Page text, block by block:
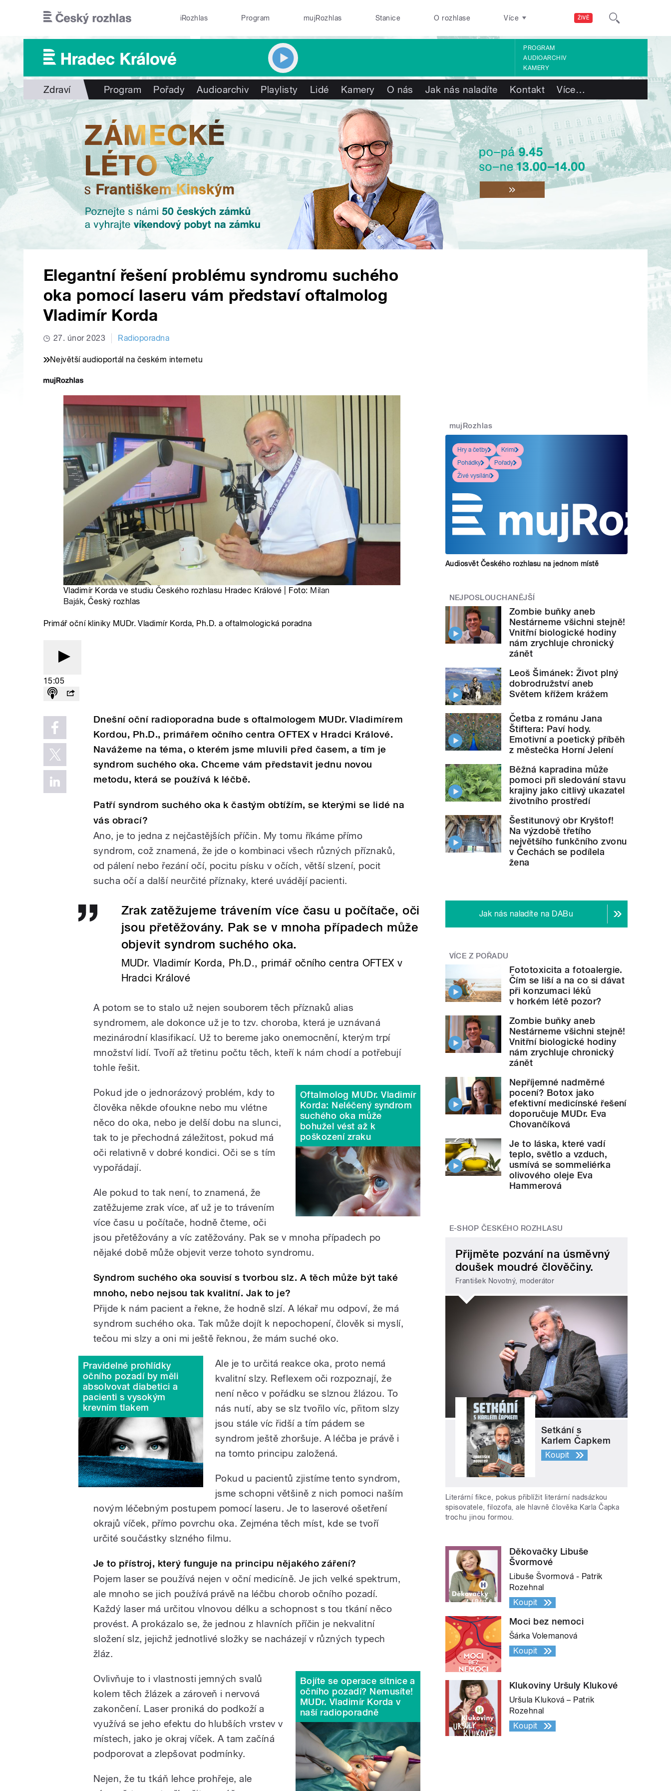
ŽIVĚ
iRozhlas Program mujRozhlas Stanice O rozhlase Více
PROGRAM
AUDIOARCHIV
KAMERY
Zdraví Program Pořady Audioarchiv Playlisty Lidé Kamery O nás Jak nás naladíte Kontakt Více…
Elegantní řešení problému syndromu suchého
oka pomocí laseru vám představí oftalmolog
Vladimír Korda
27. únor 2023 Radioporadna
Největší audioportál na českém internetu
Vladimír Korda ve studiu Českého rozhlasu Hradec Králové | Foto: Milan
Baják, Český rozhlas
Primář oční kliniky MUDr. Vladimír Korda, Ph.D. a oftalmologická poradna
15:05
Dnešní oční radioporadna bude s oftalmologem MUDr. Vladimírem
Kordou, Ph.D., primářem očního centra OFTEX v Hradci Králové.
Navážeme na téma, o kterém jsme mluvili před časem, a tím je
syndrom suchého oka. Chceme vám představit jednu novou
metodu, která se používá k léčbě.
Patří syndrom suchého oka k častým obtížím, se kterými se lidé na
vás obrací?
Ano, je to jedna z nejčastějších příčin. My tomu říkáme přímo
syndrom, což znamená, že jde o kombinaci všech různých příznaků,
od pálení nebo řezání očí, pocitu písku v očích, větší slzení, pocit
sucha očí a další neurčité příznaky, které uvádějí pacienti.
Zrak zatěžujeme trávením více času u počítače, oči
jsou přetěžovány. Pak se v mnoha případech může
objevit syndrom suchého oka.
MUDr. Vladimír Korda, Ph.D., primář očního centra OFTEX v
Hradci Králové
A potom se to stalo už nejen souborem těch příznaků alias
syndromem, ale dokonce už je to tzv. choroba, která je uznávaná
mezinárodní klasifikací. Už to bereme jako onemocnění, kterým trpí
množství lidí. Tvoří až třetinu počtu těch, kteří k nám chodí a potřebují
tohle řešit.
Oftalmolog MUDr. Vladimír
Korda: Neléčený syndrom
suchého oka může
bohužel vést až k
poškození zraku
Pokud jde o jednorázový problém, kdy to
člověka někde ofoukne nebo mu vlétne
něco do oka, nebo je delší dobu na slunci,
tak to je přechodná záležitost, pokud má
oči relativně v dobré kondici. Oči se s tím
vypořádají.
Ale pokud to tak není, to znamená, že
zatěžujeme zrak více, ať už je to trávením
více času u počítače, hodně čteme, oči
jsou přetěžovány a víc zatěžovány. Pak se v mnoha případech po
nějaké době může objevit verze tohoto syndromu.
Syndrom suchého oka souvisí s tvorbou slz. A těch může být také
mnoho, nebo nejsou tak kvalitní. Jak to je?
Přijde k nám pacient a řekne, že hodně slzí. A lékař mu odpoví, že má
syndrom suchého oka. Tak může dojít k nepochopení, člověk si myslí,
tečou mi slzy a oni mi ještě řeknou, že mám suché oko.
Pravidelné prohlídky
očního pozadí by měli
absolvovat diabetici a
pacienti s vysokým
krevním tlakem
Ale je to určitá reakce oka, proto nemá
kvalitní slzy. Reflexem oči rozpoznají, že
není něco v pořádku se slznou žlázou. To
nás nutí, aby se slz tvořilo víc, přitom slzy
jsou stále víc řidší a tím pádem se
syndrom ještě zhoršuje. A léčba je právě i
na tomto principu založená.
Pokud u pacientů zjistíme tento syndrom,
jsme schopni většině z nich pomoci naším
novým léčebným postupem pomocí laseru. Je to laserové ošetření
okrajů víček, přímo povrchu oka. Zejména těch míst, kde se tvoří
určité součástky slzného filmu.
Je to přístroj, který funguje na principu nějakého záření?
Pojem laser se používá nejen v oční medicíně. Je jich velké spektrum,
ale mnoho se jich používá právě na léčbu chorob očního pozadí.
Každý laser má určitou vlnovou délku a schopnost s tou tkání něco
provést. A prokázalo se, že jednou z hlavních příčin je nekvalitní
složení slz, jejichž jednotlivé složky se nacházejí v různých typech
žláz.
Bojíte se operace sítnice a
očního pozadí? Nemusíte!
MUDr. Vladimír Korda v
naší radioporadně
Ovlivňuje to i vlastnosti jemných svalů
kolem těch žlázek a zároveň i nervová
zakončení. Laser proniká do podkoží a
využívá se jeho efektu do hlubších vrstev v
místech, jako je okraj víček. A tam začíná
podporovat a zlepšovat podmínky.
Nejen, že tu tkáň lehce prohřeje, ale
mujRozhlas
Hry a četby
Krimi
Pohádky
Pořady
Živé vysílání
Audiosvět Českého rozhlasu na jednom místě
NEJPOSLOUCHANĚJŠÍ
Zombie buňky aneb
Nestárneme všichni stejně!
Vnitřní biologické hodiny
nám zrychluje chronický
zánět
Leoš Šimánek: Život plný
dobrodružství aneb
Světem křížem krážem
Četba z románu Jana
Štiftera: Paví hody.
Emotivní a poetický příběh
z městečka Horní Jelení
Běžná kapradina může
pomoci při sledování stavu
krajiny jako citlivý ukazatel
životního prostředí
Šestitunový obr Kryštof!
Na výzdobě třetího
největšího funkčního zvonu
v Čechách se podílela
žena
Jak nás naladíte na DABu
VÍCE Z POŘADU
Fototoxicita a fotoalergie.
Čím se liší a na co si dávat
při konzumaci léků
v horkém létě pozor?
Zombie buňky aneb
Nestárneme všichni stejně!
Vnitřní biologické hodiny
nám zrychluje chronický
zánět
Nepříjemné nadměrné
pocení? Botox jako
efektivní medicínské řešení
doporučuje MUDr. Eva
Chovančíková
Je to láska, které vadí
teplo, světlo a vzduch,
usmívá se sommeliérka
olivového oleje Eva
Hammerová
E-SHOP ČESKÉHO ROZHLASU
Přijměte pozvání na úsměvný
doušek moudré člověčiny.
František Novotný, moderátor
Setkání s
Karlem Čapkem
Koupit
Literární fikce, pokus přiblížit literární nadsázkou
spisovatele, filozofa, ale hlavně člověka Karla Čapka
trochu jinou formou.
Děkovačky Libuše
Švormové
Libuše Švormová - Patrik
Rozehnal
Koupit
Moci bez nemoci
Šárka Volemanová
Koupit
Klukoviny Uršuly Klukové
Uršula Kluková – Patrik
Rozehnal
Koupit